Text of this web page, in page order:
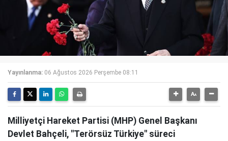
Yayınlanma: 06 Ağustos 2026 Perşembe 08:11
Milliyetçi Hareket Partisi (MHP) Genel Başkanı
Devlet Bahçeli, "Terörsüz Türkiye" süreci